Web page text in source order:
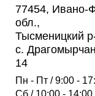
77454, Ивано-
обл.,
Тысменицкий
с.
14
Пн - Пт / 9:00 -
Сб / 10:00 - 14:00